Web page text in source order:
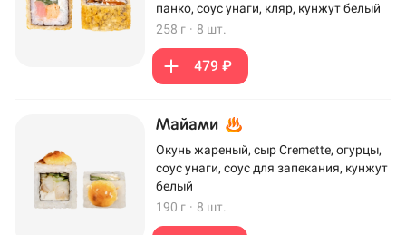
панко, соус унаги, кляр, кунжут белый
258 г · 8 шт.
479 ₽
Майами
Окунь жареный, сыр Cremette, огурцы,
соус унаги, соус для запекания, кунжут
белый
190 г · 8 шт.